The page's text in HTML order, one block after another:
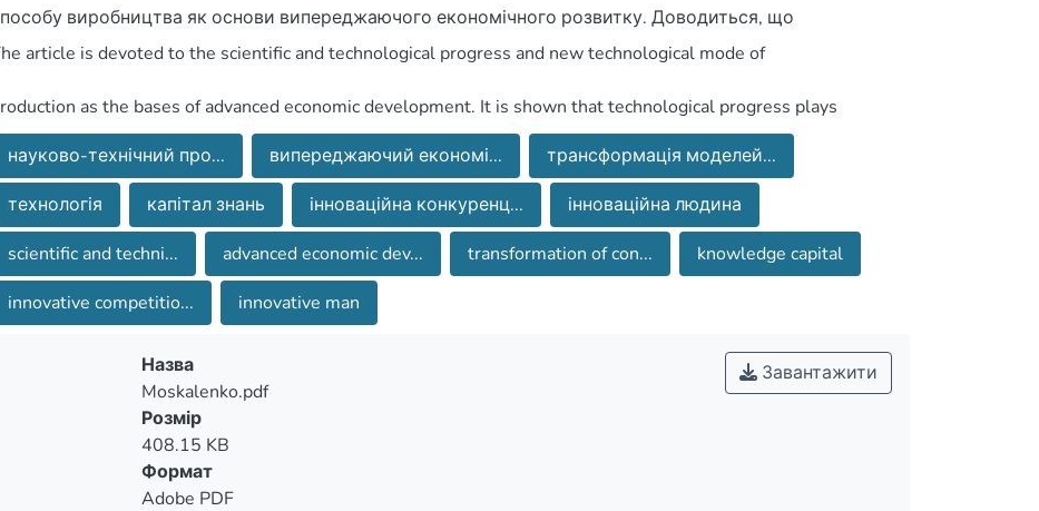
країнах світу. Інклюзивність і конвергенція розглядаються як форми фрагментарного доступу до
The article is devoted to the scientific and technological progress and new technological mode of
of scientific and technological progress in the world. Inclusiveness and convergence are considered as
development that is created for the less developed countries.
науково-технічний про... випереджаючий економі...
трансформація моделей...
технологія
капітал знань інноваційна конкуренц...
інноваційна людина
scientific and techni...
advanced economic dev... transformation of con...
knowledge capital
innovative competitio...
innovative man
Завантажити
Назва
Moskalenko.pdf
Розмір
408.15 KB
Формат
Adobe PDF